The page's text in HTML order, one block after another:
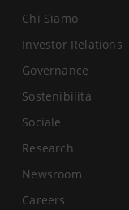
Chi Siamo
Investor Relations
Governance
Sostenibilità
Sociale
Research
Newsroom
Careers